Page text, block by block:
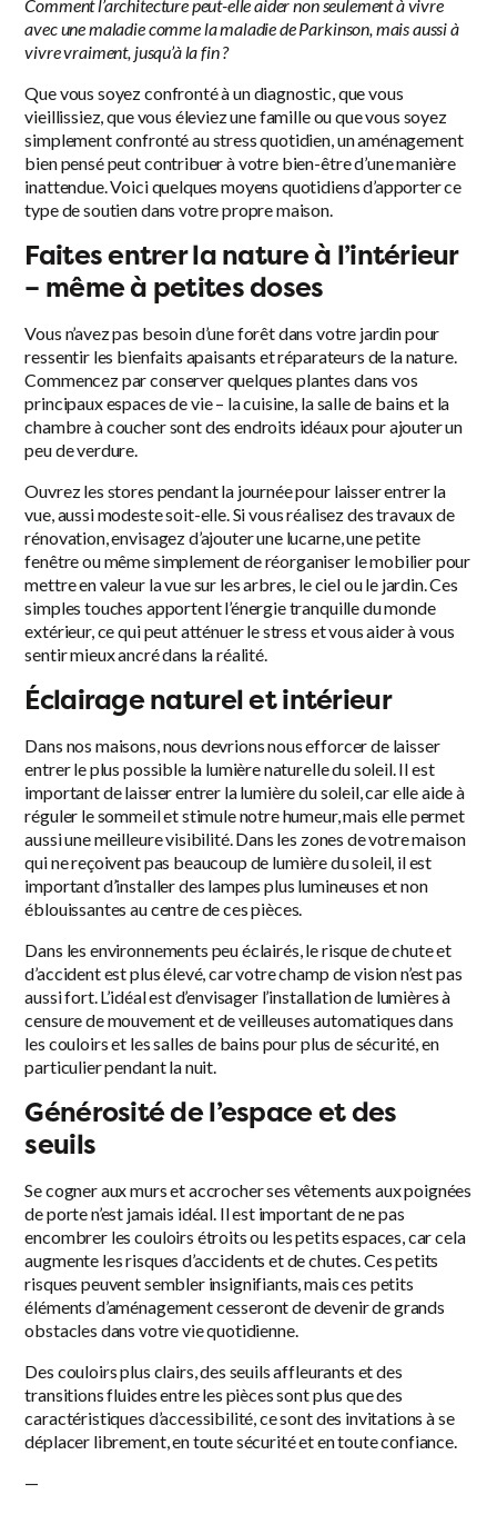
Comment l’architecture peut-elle aider non seulement à vivre
avec une maladie comme la maladie de Parkinson, mais aussi à
vivre vraiment, jusqu’à la fin ?
Que vous soyez confronté à un diagnostic, que vous
vieillissiez, que vous éleviez une famille ou que vous soyez
simplement confronté au stress quotidien, un aménagement
bien pensé peut contribuer à votre bien-être d’une manière
inattendue. Voici quelques moyens quotidiens d’apporter ce
type de soutien dans votre propre maison.
Faites entrer la nature à l’intérieur
– même à petites doses
Vous n’avez pas besoin d’une forêt dans votre jardin pour
ressentir les bienfaits apaisants et réparateurs de la nature.
Commencez par conserver quelques plantes dans vos
principaux espaces de vie – la cuisine, la salle de bains et la
chambre à coucher sont des endroits idéaux pour ajouter un
peu de verdure.
Ouvrez les stores pendant la journée pour laisser entrer la
vue, aussi modeste soit-elle. Si vous réalisez des travaux de
rénovation, envisagez d’ajouter une lucarne, une petite
fenêtre ou même simplement de réorganiser le mobilier pour
mettre en valeur la vue sur les arbres, le ciel ou le jardin. Ces
simples touches apportent l’énergie tranquille du monde
extérieur, ce qui peut atténuer le stress et vous aider à vous
sentir mieux ancré dans la réalité.
Éclairage naturel et intérieur
Dans nos maisons, nous devrions nous efforcer de laisser
entrer le plus possible la lumière naturelle du soleil. Il est
important de laisser entrer la lumière du soleil, car elle aide à
réguler le sommeil et stimule notre humeur, mais elle permet
aussi une meilleure visibilité. Dans les zones de votre maison
qui ne reçoivent pas beaucoup de lumière du soleil, il est
important d’installer des lampes plus lumineuses et non
éblouissantes au centre de ces pièces.
Dans les environnements peu éclairés, le risque de chute et
d’accident est plus élevé, car votre champ de vision n’est pas
aussi fort. L’idéal est d’envisager l’installation de lumières à
censure de mouvement et de veilleuses automatiques dans
les couloirs et les salles de bains pour plus de sécurité, en
particulier pendant la nuit.
Générosité de l’espace et des
seuils
Se cogner aux murs et accrocher ses vêtements aux poignées
de porte n’est jamais idéal. Il est important de ne pas
encombrer les couloirs étroits ou les petits espaces, car cela
augmente les risques d’accidents et de chutes. Ces petits
risques peuvent sembler insignifiants, mais ces petits
éléments d’aménagement cesseront de devenir de grands
obstacles dans votre vie quotidienne.
Des couloirs plus clairs, des seuils affleurants et des
transitions fluides entre les pièces sont plus que des
caractéristiques d’accessibilité, ce sont des invitations à se
déplacer librement, en toute sécurité et en toute confiance.
—